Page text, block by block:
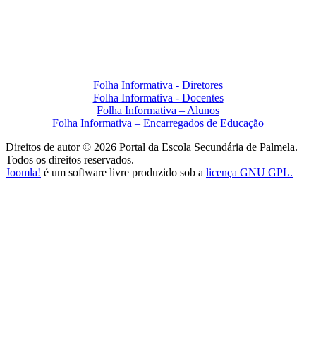
Folha Informativa - Diretores
Folha Informativa - Docentes
Folha Informativa – Alunos
Folha Informativa – Encarregados de Educação
Direitos de autor © 2026 Portal da Escola Secundária de Palmela.
Todos os direitos reservados.
Joomla! é um software livre produzido sob a licença GNU GPL.